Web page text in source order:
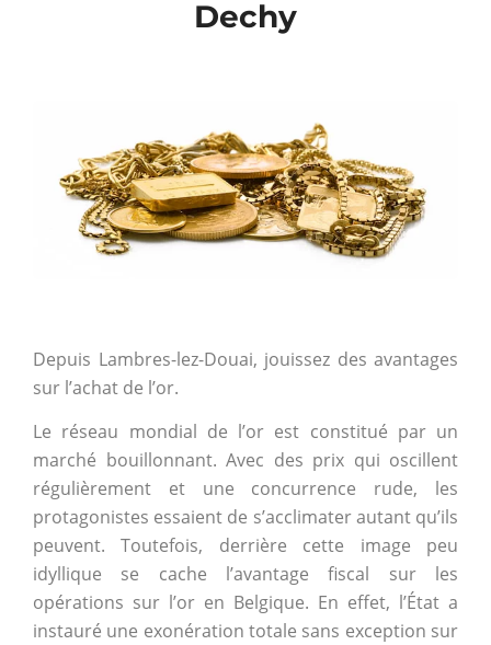
Dechy
Depuis Lambres-lez-Douai, jouissez des avantages
sur l’achat de l’or.
Le réseau mondial de l’or est constitué par un
marché bouillonnant. Avec des prix qui oscillent
régulièrement et une concurrence rude, les
protagonistes essaient de s’acclimater autant qu’ils
peuvent. Toutefois, derrière cette image peu
idyllique se cache l’avantage fiscal sur les
opérations sur l’or en Belgique. En effet, l’État a
instauré une exonération totale sans exception sur